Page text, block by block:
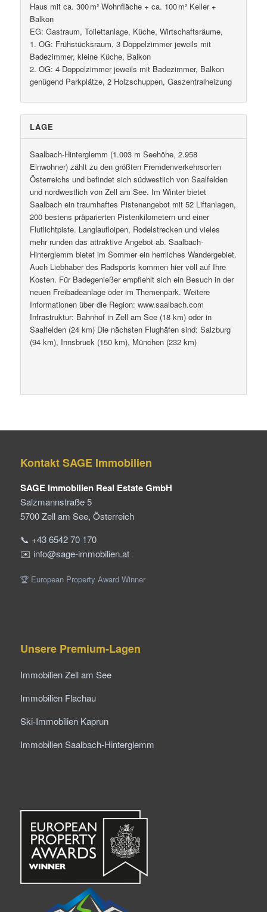
Haus mit ca. 300 m² Wohnfläche + ca. 100 m² Keller +
Balkon
EG: Gastraum, Toilettanlage, Küche, Wirtschaftsräume,
1. OG: Frühstücksraum, 3 Doppelzimmer jeweils mit
Badezimmer, kleine Küche, Balkon
2. OG: 4 Doppelzimmer jeweils mit Badezimmer, Balkon
genügend Parkplätze, 2 Holzschuppen, Gaszentralheizung
LAGE
Saalbach-Hinterglemm (1.003 m Seehöhe, 2.958
Einwohner) zählt zu den größten Fremdenverkehrsorten
Österreichs und befindet sich südwestlich von Saalfelden
und nordwestlich von Zell am See. Im Winter bietet
Saalbach ein traumhaftes Pistenangebot mit 52 Liftanlagen,
200 bestens präparierten Pistenkilometern und einer
Flutlichtpiste. Langlaufloipen, Rodelstrecken und vieles
mehr runden das attraktive Angebot ab. Saalbach-
Hinterglemm bietet im Sommer ein herrliches Wandergebiet.
Auch Liebhaber des Radsports kommen hier voll auf Ihre
Kosten. Für Badegenießer empfiehlt sich ein Besuch in der
neuen Freibadeanlage oder im Themenpark. Weitere
Informationen über die Region: www.saalbach.com
Infrastruktur: Bahnhof in Zell am See (18 km) oder in
Saalfelden (24 km) Die nächsten Flughäfen sind: Salzburg
(94 km), Innsbruck (150 km), München (232 km)
Kontakt SAGE Immobilien
SAGE Immobilien Real Estate GmbH
Salzmannstraße 5
5700 Zell am See, Österreich
📞 +43 6542 70 170
✉️ info@sage-immobilien.at
🏆 European Property Award Winner
Unsere Premium-Lagen
Immobilien Zell am See
Immobilien Flachau
Ski-Immobilien Kaprun
Immobilien Saalbach-Hinterglemm